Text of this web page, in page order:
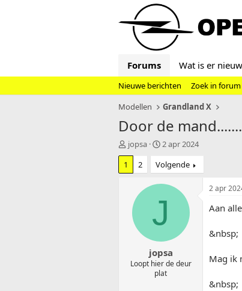
Forums Wat is er nieuw
Nieuwe berichten
Zoek in forum
Modellen
Grandland X
Door de
T
o
i
jopsa
S
a
r
t
t
m
2 apr 2024
1
2 Volgende
J
jopsa
Loopt hier de deur
plat
2 apr
Aan
&nbsp;
Mag ik
&nbsp;